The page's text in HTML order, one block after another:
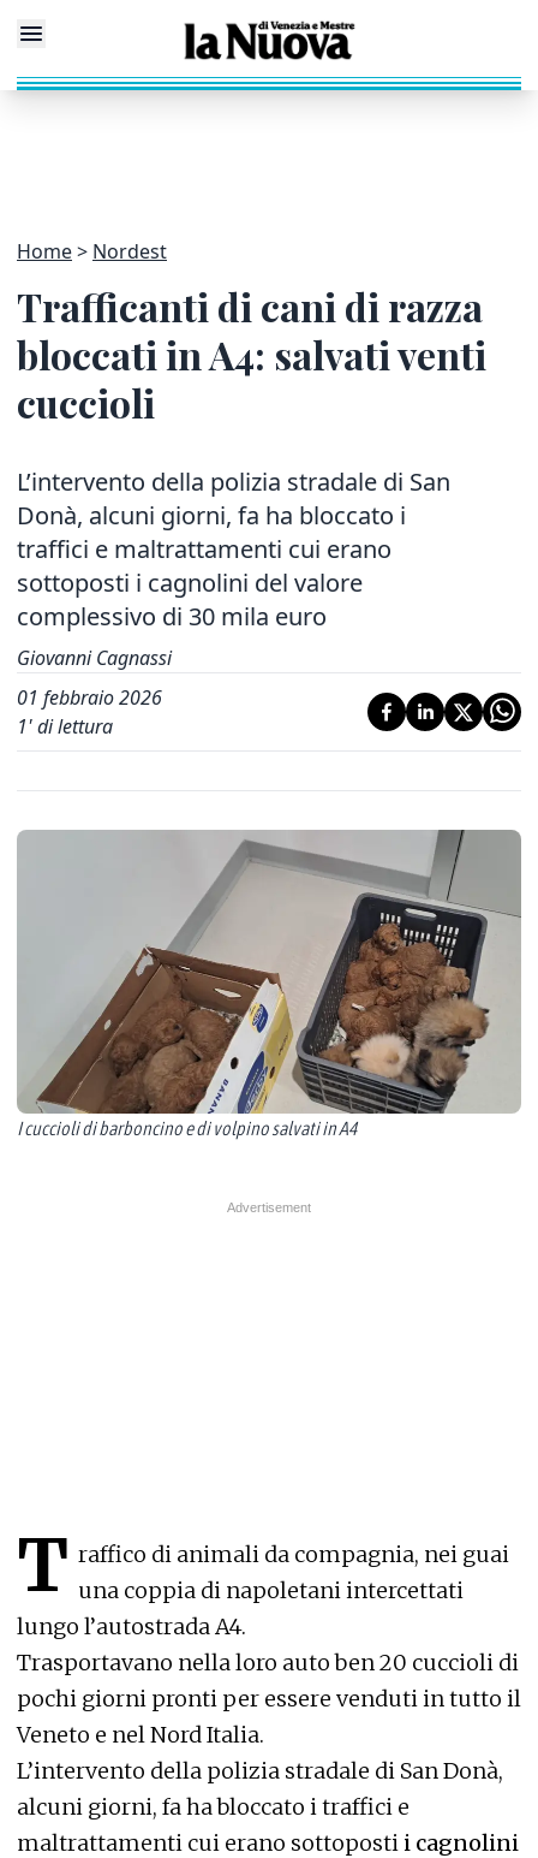
Home Nordest
Trafficanti di cani di razza
bloccati in A4: salvati venti
cuccioli
L’intervento della polizia stradale di San
Donà, alcuni giorni, fa ha bloccato i
traffici e maltrattamenti cui erano
sottoposti i cagnolini del valore
complessivo di 30 mila euro
Giovanni Cagnassi
01 febbraio 2026
1' di lettura
I cuccioli di barboncino e di volpino salvati in A4
T raffico di animali da compagnia, nei guai
una coppia di napoletani intercettati
lungo l’autostrada A4.
Trasportavano nella loro auto ben 20 cuccioli di
pochi giorni pronti per essere venduti in tutto il
Veneto e nel Nord Italia.
L’intervento della polizia stradale di San Donà,
alcuni giorni, fa ha bloccato i traffici e
maltrattamenti cui erano sottoposti i cagnolini